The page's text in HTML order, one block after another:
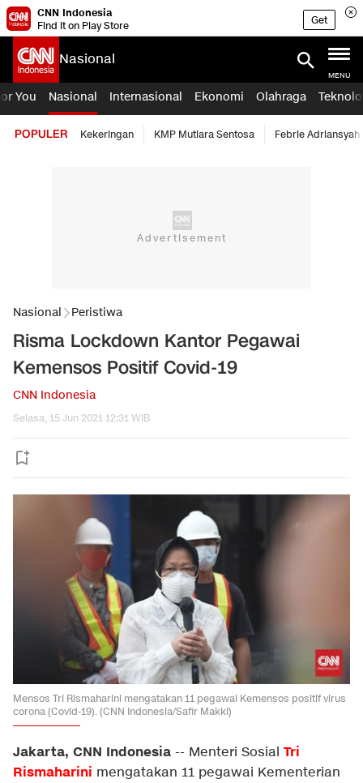
CNN Indonesia
Find it on Play Store
Get
Nasional
MENU
You Nasional Internasional Ekonomi Olahraga
POPULER Kekeringan KMP Mutiara Sentosa Febrie Adriansyah
Nasional Peristiwa
Risma Lockdown Kantor Pegawai
Kemensos Positif Covid-19
CNN Indonesia
Selasa, 15 Jun 2021 12:31 WIB
Mensos Tri Rismaharini mengatakan 11 pegawai Kemensos positif virus
corona (Covid-19). (CNN Indonesia/Safir Makki)
Jakarta, CNN Indonesia -- Menteri Sosial Tri
Rismaharini mengatakan 11 pegawai Kementerian